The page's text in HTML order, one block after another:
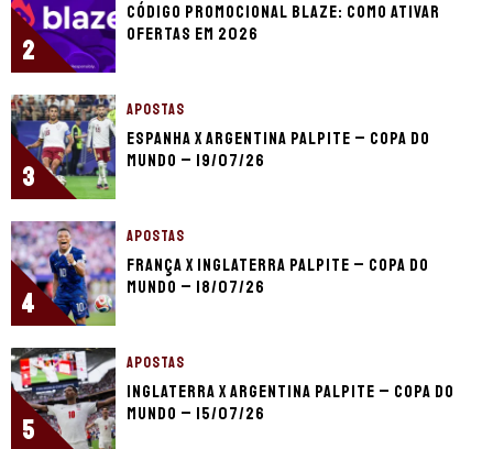
2
Código promocional Blaze: como ativar
ofertas em 2026
3
APOSTAS
Espanha x Argentina palpite – Copa do
Mundo – 19/07/26
4
APOSTAS
França x Inglaterra palpite – Copa do
Mundo – 18/07/26
5
APOSTAS
Inglaterra x Argentina palpite – Copa do
Mundo – 15/07/26